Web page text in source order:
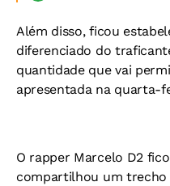
Além disso, ficou
diferenciado do
quantidade que vai
apresentada na quarta-
O rapper Marcelo D2
compartilhou um trecho